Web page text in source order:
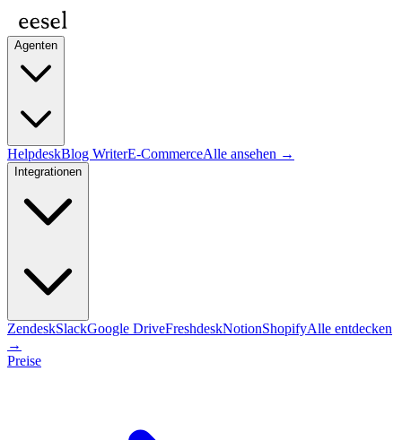
Agenten
HelpdeskBlog WriterE-CommerceAlle ansehen →
Integrationen
ZendeskSlackGoogle DriveFreshdeskNotionShopifyAlle entdecken
→
Preise